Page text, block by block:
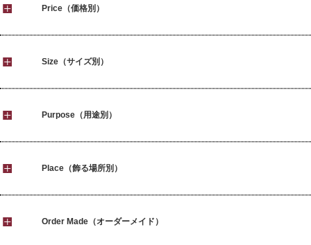
Price（価格別）
Size（サイズ別）
Purpose（用途別）
Place（飾る場所別）
Order Made（オーダーメイド）